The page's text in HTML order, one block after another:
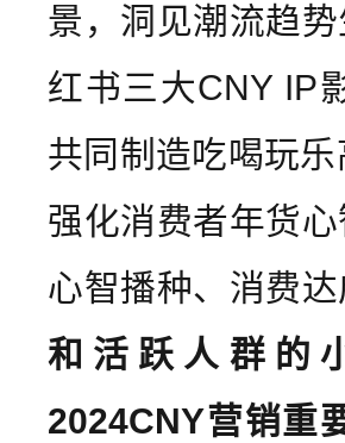
景，洞见潮流趋
红书三大CNY IP
共同制造吃喝玩
强化消费者年货
心智播种、消费
和活跃人群的
2024CNY营销重